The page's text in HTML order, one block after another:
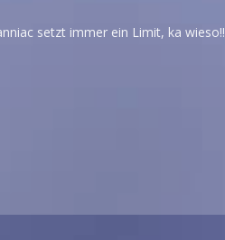
setzt immer ein Limit, ka wieso!!